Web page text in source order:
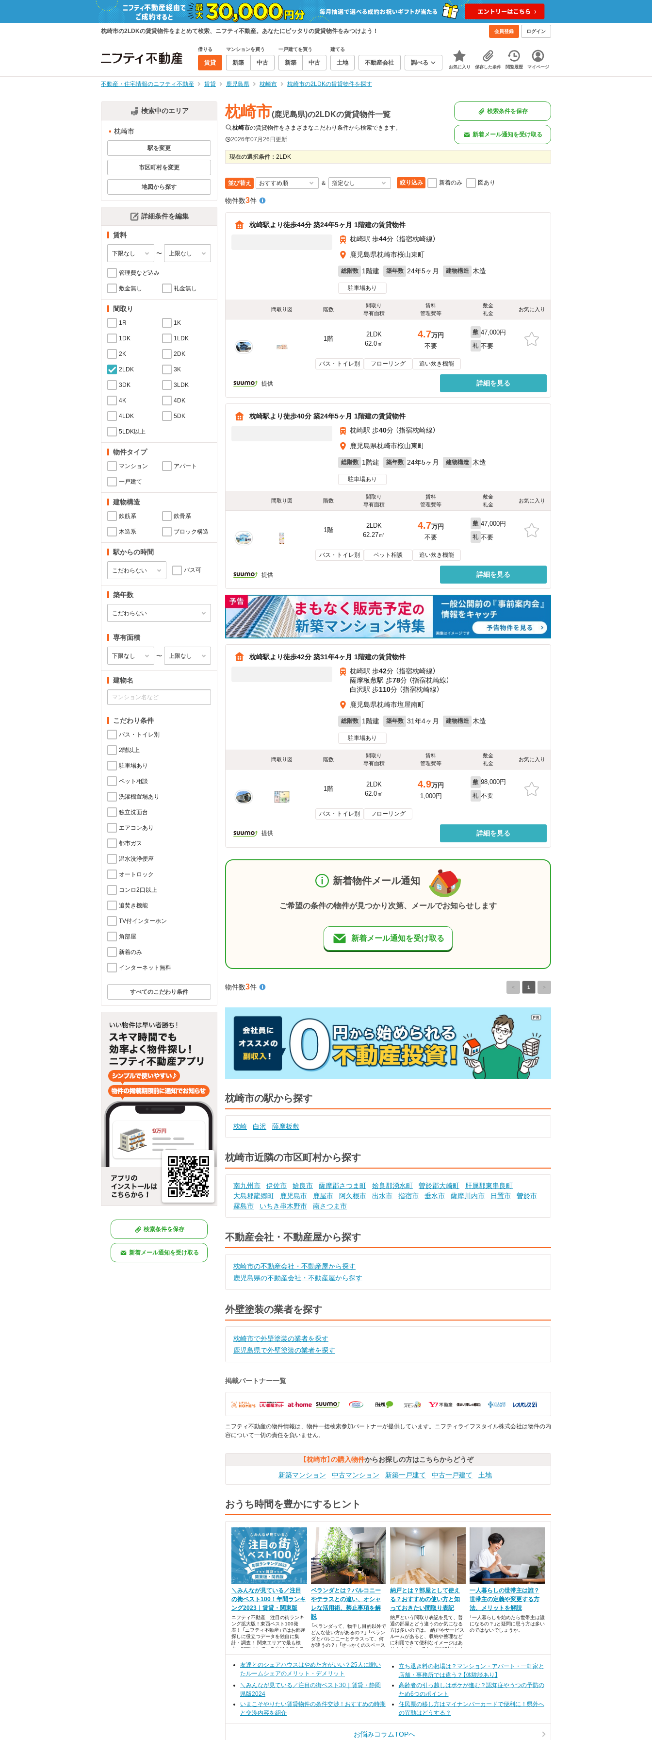
枕崎市の2LDKの賃貸物件をまとめて検索、ニフティ不動産。あなたにピッタリの賃貸物件をみつけよう！ 会員登録 ログイン
借りる
賃貸
マンションを買う
新築 中古
一戸建てを買う
新築 中古
建てる
土地 不動産会社 調べる
お気に入り 保存した条件 閲覧履歴 マイページ
不動産・住宅情報のニフティ不動産 賃貸 鹿児島県 枕崎市 枕崎市の2LDKの賃貸物件を探す
検索中のエリア
枕崎市
駅を変更
市区町村を変更
地図から探す
詳細条件を編集
賃料
〜
管理費など込み
敷金無し 礼金無し
間取り
1R 1K
1DK 1LDK
2K 2DK
2LDK 3K
3DK 3LDK
4K 4DK
4LDK 5DK
5LDK以上
物件タイプ
マンション アパート
一戸建て
建物構造
鉄筋系 鉄骨系
木造系 ブロック構造
駅からの時間
バス可
築年数
専有面積
〜
建物名
こだわり条件
バス・トイレ別
2階以上
駐車場あり
ペット相談
洗濯機置場あり
独立洗面台
エアコンあり
都市ガス
温水洗浄便座
オートロック
コンロ2口以上
追焚き機能
TV付インターホン
角部屋
新着のみ
インターネット無料
すべてのこだわり条件
検索条件を保存
新着メール通知を受け取る
枕崎市(鹿児島県)の2LDKの賃貸物件一覧
枕崎市の賃貸物件をさまざまなこだわり条件から検索できます。
2026年07月26日更新
検索条件を保存
新着メール通知を受け取る
現在の選択条件： 2LDK
並び替え ＆ 絞り込み 新着のみ 図あり
物件数3件
枕崎駅より徒歩44分 築24年5ヶ月 1階建の賃貸物件
枕崎駅 歩44分 （指宿枕崎線）
鹿児島県枕崎市桜山東町
総階数 1階建 築年数 24年5ヶ月 建物構造 木造
駐車場あり
間取り図 階数
間取り
専有面積
賃料
管理費等
敷金
礼金
お気に入り
1階
2LDK
62.0㎡
4.7万円
不要
敷 47,000円
礼 不要
バス・トイレ別 フローリング 追い炊き機能
提供 詳細を見る
枕崎駅より徒歩40分 築24年5ヶ月 1階建の賃貸物件
枕崎駅 歩40分 （指宿枕崎線）
鹿児島県枕崎市桜山東町
総階数 1階建 築年数 24年5ヶ月 建物構造 木造
駐車場あり
間取り図 階数
間取り
専有面積
賃料
管理費等
敷金
礼金
お気に入り
1階
2LDK
62.27㎡
4.7万円
不要
敷 47,000円
礼 不要
バス・トイレ別 ペット相談 追い炊き機能
提供 詳細を見る
枕崎駅より徒歩42分 築31年4ヶ月 1階建の賃貸物件
枕崎駅 歩42分 （指宿枕崎線）
薩摩板敷駅 歩78分 （指宿枕崎線）
白沢駅 歩110分 （指宿枕崎線）
鹿児島県枕崎市塩屋南町
総階数 1階建 築年数 31年4ヶ月 建物構造 木造
駐車場あり
間取り図 階数
間取り
専有面積
賃料
管理費等
敷金
礼金
お気に入り
1階
2LDK
62.0㎡
4.9万円
1,000円
敷 98,000円
礼 不要
バス・トイレ別 フローリング
提供 詳細を見る
新着物件メール通知
ご希望の条件の物件が見つかり次第、メールでお知らせします
新着メール通知を受け取る
物件数3件 < 1 >
枕崎市の駅から探す
枕崎 白沢 薩摩板敷
枕崎市近隣の市区町村から探す
南九州市 伊佐市 姶良市 薩摩郡さつま町 姶良郡湧水町 曽於郡大崎町
肝属郡東串良町
大島郡龍郷町
鹿児島市 鹿屋市 阿久根市 出水市 指宿市 垂水市 薩摩川内市 日置市
曽於市
霧島市
いちき串木野市 南さつま市
不動産会社・不動産屋から探す
枕崎市の不動産会社・不動産屋から探す
鹿児島県の不動産会社・不動産屋から探す
外壁塗装の業者を探す
枕崎市で外壁塗装の業者を探す
鹿児島県で外壁塗装の業者を探す
掲載パートナー一覧
ニフティ不動産の物件情報は、物件一括検索参加パートナーが提供しています。ニフティライフスタイル株式会社は物件の内
容について一切の責任を負いません。
【枕崎市】の購入物件からお探しの方はこちらからどうぞ
新築マンション
中古マンション 新築一戸建て 中古一戸建て 土地
おうち時間を豊かにするヒント
＼みんなが見ている／注目
の街ベスト100！年間ランキ
ング2023｜賃貸・関東版
ニフティ不動産 注目の街ランキ
ング拡大版！東西ベスト100発
表！ 「ニフティ不動産」ではお部屋
探しに役立つデータを独自に集
計・調査！ 関東エリアで最も検
索・閲覧されている注目の街をラ
ンキング形式でまとめました。
ベランダとは？バルコニー
やテラスとの違い、オシャ
レな活用術、禁止事項を解
説
「ベランダって、物干し目的以外で
どんな使い方があるの？」 「ベラン
ダとバルコニーとテラスって、何
が違うの？」 「せっかくのスペース
りを重視している方は多いです
が、意外とみんな「ベランダ」につ
いては詳しく知らないのではない
でしょうか。
納戸とは？部屋として使え
る？おすすめの使い方と知
っておきたい間取り表記
納戸という間取り表記を見て、普
通の部屋とどう違うのか気になる
方は多いのでは。 納戸やサービス
ルームがあると、収納や整理など
に利用できて便利なイメージはあ
りますよね。 でも、収納以外にも
納戸を活用できる方法を知りたく
方は、ぜひこの記事をチェックし
てみてくださいね。
一人暮らしの世帯主は誰？
世帯主の定義や変更する方
法、メリットを解説
「一人暮らしを始めたら世帯主は誰
になるの？」と疑問に思う方は多い
のではないでしょうか。
友達とのシェアハウスはやめた方がいい？25人に聞い
たルームシェアのメリット・デメリット
立ち退き料の相場は？マンション・アパート・一軒家と
店舗・事務所では違う？【体験談あり】
＼みんなが見ている／注目の街ベスト30｜賃貸・静岡
県版2024
高齢者の引っ越しはボケが進む？認知症やうつの予防の
ため6つのポイント
いまこそやりたい賃貸物件の条件交渉！おすすめの時期
と交渉内容を紹介
住民票の移し方はマイナンバーカードで便利に！県外へ
の異動はどうする？
お悩みコラムTOPへ